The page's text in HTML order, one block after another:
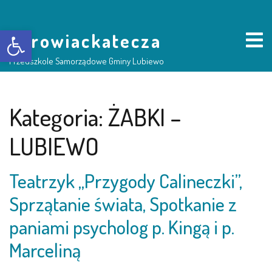
Otwórz pasek narzędzi
borowiackatecza
Przedszkole Samorządowe Gminy Lubiewo
NASZE PRZEDSZKOLE
O NAS
RADA RODZICÓW
GRUPY DZIECI
Kategoria: ŻABKI –
LUBIEWO
Teatrzyk „Przygody Calineczki”,
Sprzątanie świata, Spotkanie z
paniami psycholog p. Kingą i p.
Marceliną